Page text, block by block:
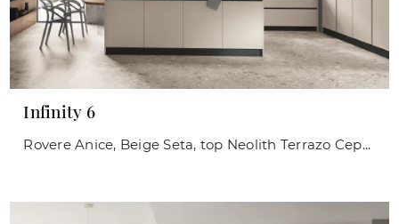
Infinity 6
Rovere Anice, Beige Seta, top Neolith Terrazo Ceppo